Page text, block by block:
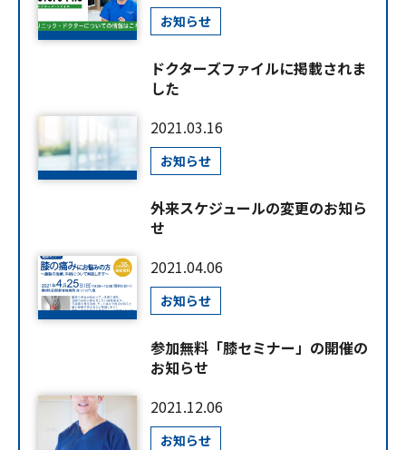
お知らせ
ドクターズファイルに掲載されま
した
2021.03.16
お知らせ
外来スケジュールの変更のお知ら
せ
2021.04.06
お知らせ
参加無料「膝セミナー」の開催の
お知らせ
2021.12.06
お知らせ